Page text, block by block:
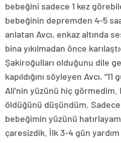
bebeğini sadece 1 kez
bebeğinin depremden 4-5
anlatan Avcı, enkaz altında
bina yıkılmadan önce
Şakiroğulları olduğunu dile
kapıldığını söyleyen Avcı,
Ali’nin yüzünü hiç görmedim.
öldüğünü düşündüm.
bebeğimin yüzünü
çaresizdik. İlk 3-4 gün